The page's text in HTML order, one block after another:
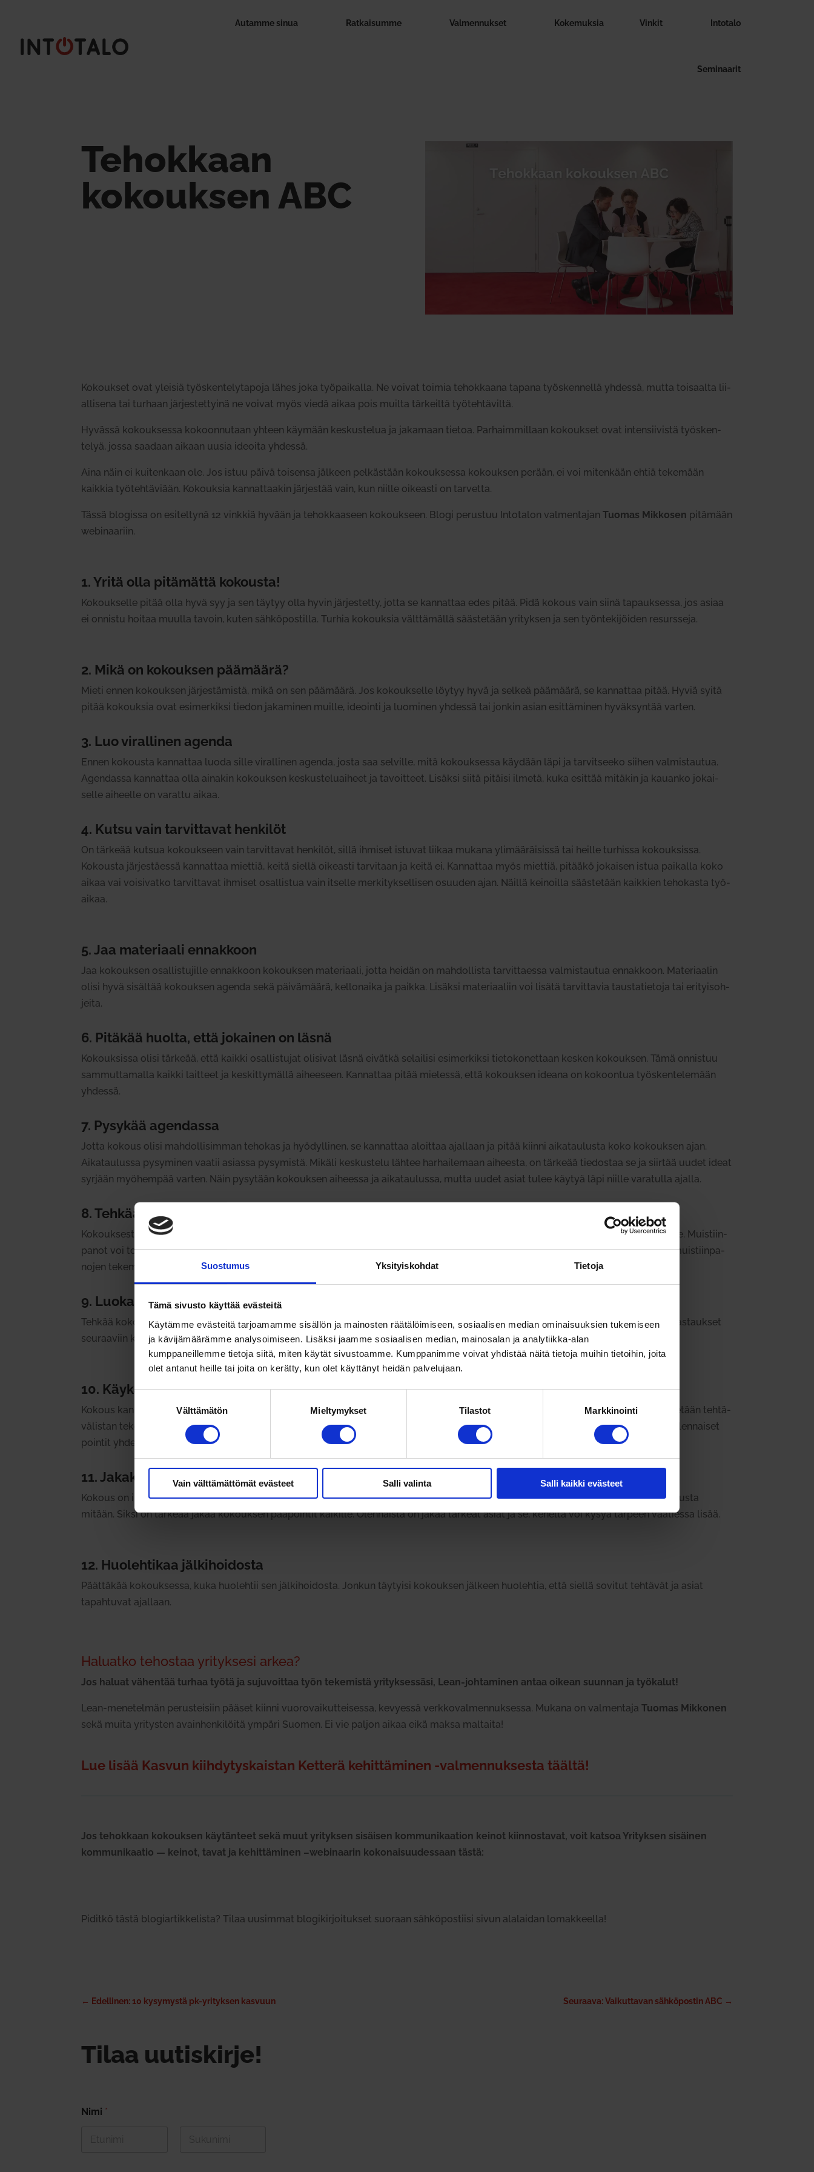
Suostumus Yksityiskohdat Tietoja
Tämä sivusto käyttää evästeitä
Käytämme evästeitä tarjoamamme sisällön ja mainosten räätälöimiseen, sosiaalisen median ominaisuuksien tukemiseen
ja kävijämäärämme analysoimiseen. Lisäksi jaamme sosiaalisen median, mainosalan ja analytiikka-alan
kumppaneillemme tietoja siitä, miten käytät sivustoamme. Kumppanimme voivat yhdistää näitä tietoja muihin tietoihin, joita
olet antanut heille tai joita on kerätty, kun olet käyttänyt heidän palvelujaan.
Välttämätön Mieltymykset Tilastot Markkinointi
Vain välttämättömät evästeet Salli valinta Salli kaikki evästeet
Autamme sinua Rat­kai­summe Val­men­nukset Koke­muksia Vinkit Intotalo
Semi­naarit
Tehokkaan
kokouksen ABC
Kokoukset ovat yleisiä työs­ken­te­ly­tapoja lähes joka työ­pai­kalla. Ne voivat toimia tehok­kaana tapana työs­ken­nellä yhdessä, mutta toi­saalta lii­
al­lisena tai turhaan jär­jes­tet­tyinä ne voivat myös viedä aikaa pois muilta tär­keiltä työ­teh­tä­viltä.
Hyvässä kokouk­sessa kokoon­nutaan yhteen käymään kes­kus­telua ja jakamaan tietoa. Par­haim­millaan kokoukset ovat inten­sii­vistä työs­ken­
telyä, jossa saadaan aikaan uusia ideoita yhdessä.
Aina näin ei kui­tenkaan ole. Jos istuu päivä toi­sensa jälkeen pel­kästään kokouk­sessa kokouksen perään, ei voi mitenkään ehtiä tekemään
kaikkia työ­teh­tä­viään. Kokouksia kan­nat­taakin jär­jestää vain, kun niille oikeasti on tar­vetta.
Tässä blo­gissa on esi­teltynä 12 vinkkiä hyvään ja tehok­kaaseen kokoukseen. Blogi perustuu Into­talon val­men­tajanTuomas Mik­kosen pitämään
webi­naariin.
1. Yritä olla pitä­mättä kokousta!
Kokouk­selle pitää olla hyvä syy ja sen täytyy olla hyvin jär­jes­tetty, jotta se kan­nattaa edes pitää. Pidä kokous vain siinä tapauk­sessa, jos asiaa
ei onnistu hoitaa muulla tavoin, kuten säh­kö­pos­tilla. Turhia kokouksia vält­tä­mällä sääs­tetään yri­tyksen ja sen työn­te­ki­jöiden resursseja.
2. Mikä on kokouksen pää­määrä?
Mieti ennen kokouksen jär­jes­tä­mistä, mikä on sen pää­määrä. Jos kokouk­selle löytyy hyvä ja selkeä pää­määrä, se kan­nattaa pitää. Hyviä syitä
pitää kokouksia ovat esi­mer­kiksi tiedon jaka­minen muille, ideointi ja luo­minen yhdessä tai jonkin asian esit­tä­minen hyväk­syntää varten.
3. Luo viral­linen agenda
Ennen kokousta kan­nattaa luoda sille viral­linen agenda, josta saa sel­ville, mitä kokouk­sessa käydään läpi ja tar­vit­seeko siihen val­mis­tautua.
Agen­dassa kan­nattaa olla ainakin kokouksen kes­kus­te­luaiheet ja tavoitteet. Lisäksi siitä pitäisi ilmetä, kuka esittää mitäkin ja kauanko jokai­
selle aiheelle on varattu aikaa.
4. Kutsu vain tar­vit­tavat hen­kilöt
On tärkeää kutsua kokoukseen vain tar­vit­tavat hen­kilöt, sillä ihmiset istuvat liikaa mukana yli­mää­räi­sissä tai heille tur­hissa kokouk­sissa.
Kokousta jär­jes­täessä kan­nattaa miettiä, keitä siellä oikeasti tar­vitaan ja keitä ei. Kan­nattaa myös miettiä, pitääkö jokaisen istua pai­kalla koko
aikaa vai voi­si­vatko tar­vit­tavat ihmiset osal­listua vain itselle mer­ki­tyk­sel­lisen osuuden ajan. Näillä kei­noilla sääs­tetään kaikkien teho­kasta työ­
aikaa.
5. Jaa mate­riaali ennakkoon
Jaa kokouksen osal­lis­tu­jille ennakkoon kokouksen mate­riaali, jotta heidän on mah­dol­lista tar­vit­taessa val­mis­tautua ennakkoon. Mate­ri­aalin
olisi hyvä sisältää kokouksen agenda sekä päi­vä­määrä, kel­lonaika ja paikka. Lisäksi mate­ri­aaliin voi lisätä tar­vit­tavia taus­ta­tietoja tai eri­tyis­oh­
jeita.
6. Pitäkää huolta, että jokainen on läsnä
Kokouk­sissa olisi tärkeää, että kaikki osal­lis­tujat oli­sivat läsnä eivätkä selailisi esi­mer­kiksi tie­to­ko­nettaan kesken kokouksen. Tämä onnistuu
sam­mut­ta­malla kaikki laitteet ja kes­kit­ty­mällä aiheeseen. Kan­nattaa pitää mie­lessä, että kokouksen ideana on kokoontua työs­ken­te­lemään
yhdessä.
7. Pysykää agen­dassa
Jotta kokous olisi mah­dol­li­simman tehokas ja hyö­dyl­linen, se kan­nattaa aloittaa ajallaan ja pitää kiinni aika­tau­lusta koko kokouksen ajan.
Aika­tau­lussa pysy­minen vaatii asiassa pysy­mistä. Mikäli kes­kustelu lähtee har­hai­lemaan aiheesta, on tärkeää tie­dostaa se ja siirtää uudet ideat
syrjään myö­hempää varten. Näin pysytään kokouksen aiheessa ja aika­tau­lussa, mutta uudet asiat tulee käytyä läpi niille vara­tulla ajalla.
8. Tehkää muis­tiin­panot
Kokouk­sesta kan­nattaa tehdä muis­tiin­panot, jotta itse muistaa asioita myö­hemmin ja ne voidaan tarpeen mukaan myös jakaa muille. Muis­tiin­
panot voi toteuttaa hyvin monella eri tavalla, kuten kir­jal­li­sesti, kuvana tai piir­roksena. Huo­leh­tikaa kokouk­sessa, että joku vastaa muis­tiin­pa­
nojen teke­mi­sestä.
9. Luokaa teh­tä­vä­lista
Tehkää kokouk­sessa käy­dyistä asioista kon­kreet­tinen teh­tä­vä­lista, jotta asiat tulevat oikeasti hoi­de­tuiksi. Kir­jatkaa teh­tä­vä­listaan vas­taukset
seu­raaviin kysy­myksiin: kuka, mitä, missä, milloin ja miksi?
10. Käykää läpi avai­noi­val­lukset
Kokous kan­nattaa aika­tau­luttaa esi­mer­kiksi siten, että kes­kus­telua käydään 45 minuuttia, jonka jälkeen vii­meiset 15 minuuttia käy­tetään teh­tä­
vä­listan tekoon ja avai­noi­val­lusten läpi käy­miseen. Kokouksen lopuksi kan­nattaa käydä läpi kokouk­sessa puhutut asiat ja kerrata olen­naiset
pointit yhdessä.
11. Jakakaa kokouksen raportti
Kokous on ikään kuin tie­to­kupla. Tämän takia kokouksen ulko­puo­lelle jääneet hen­kilöt eivät tiedä kokouk­sessa käy­dystä kes­kus­te­lusta
mitään. Siksi on tärkeää jakaa kokouksen pää­pointit kai­kille. Olen­naista on jakaa tärkeät asiat ja se, keneltä voi kysyä tarpeen vaa­tiessa lisää.
12. Huo­leh­tikaa jäl­ki­hoi­dosta
Päät­täkää kokouk­sessa, kuka huo­lehtii sen jäl­ki­hoi­dosta. Jonkun täy­tyisi kokouksen jälkeen huo­lehtia, että siellä sovitut teh­tävät ja asiat
tapah­tuvat ajallaan.
Haluatko tehostaa yri­tyksesi arkea?
Jos haluat vähentää turhaa työtä ja suju­voittaa työn teke­mistä yri­tyk­sessäsi, Lean-joh­ta­minen antaa oikean suunnan ja työ­kalut!
Lean-mene­telmän perus­teisiin pääset kiinni vuo­ro­vai­kut­tei­sessa, kevyessä verk­ko­val­men­nuk­sessa. Mukana on val­mentajaTuomas Mik­konen
sekä muita yri­tysten avain­hen­ki­löitä ympäri Suomen. Ei vie paljon aikaa eikä maksa mal­taita!
Lue lisää Kasvun kiih­dy­tys­kaistan Ketterä kehit­tä­minen ‑val­men­nuk­sesta täältä!
Jos tehokkaan kokouksen käy­tänteet sekä muut yri­tyksen sisäisen kom­mu­ni­kaation keinot kiin­nos­tavat, voit katsoa Yri­tyksen sisäinen
kom­mu­ni­kaatio — keinot, tavat ja kehit­tä­minen –webi­naarin koko­nai­suu­dessaan tästä:
Piditkö tästä blo­giar­tik­ke­lista? Tilaa uusimmat blo­gi­kir­joi­tukset suoraan säh­kö­pos­tiisi sivun ala­laidan lomak­keella!
← Edellinen: 10 kysymystä pk-yrityksen kasvuun Seuraava: Vaikuttavan sähköpostin ABC →
Tilaa uutiskirje!
Nimi *